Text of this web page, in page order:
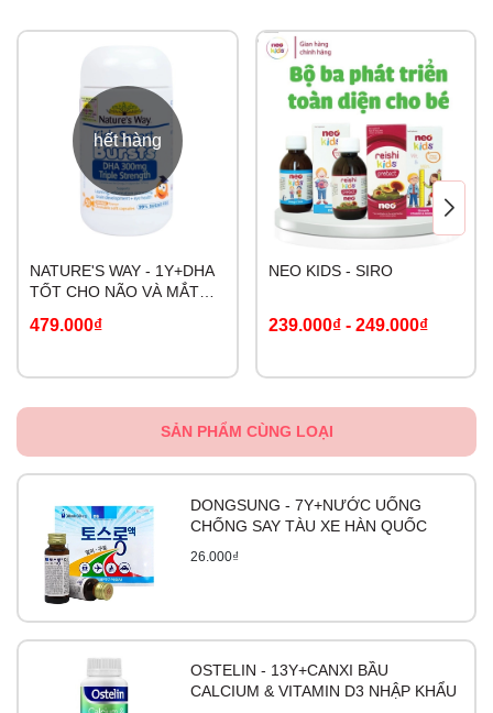
hết hàng
NATURE'S WAY - 1Y+DHA
TỐT CHO NÃO VÀ MẮT
300MG TRIPLE
479.000₫
NEO KIDS - SIRO
239.000₫- 249.000₫
SẢN PHẨM CÙNG LOẠI
DONGSUNG - 7Y+NƯỚC UỐNG
CHỐNG SAY TÀU XE HÀN QUỐC
26.000₫
OSTELIN - 13Y+CANXI BẦU
CALCIUM & VITAMIN D3 NHẬP KHẨU